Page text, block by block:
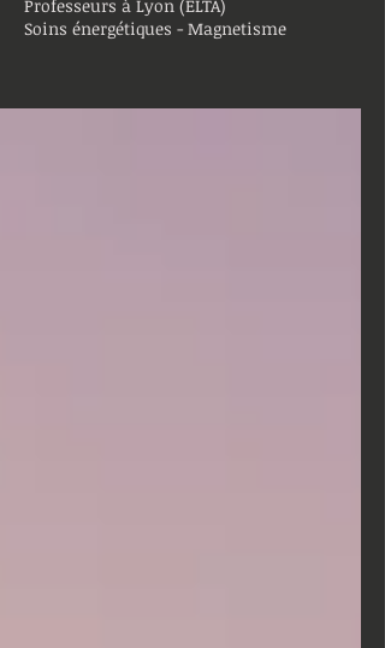
Professeurs à Lyon (ELTA)
Soins énergétiques - Magnetisme